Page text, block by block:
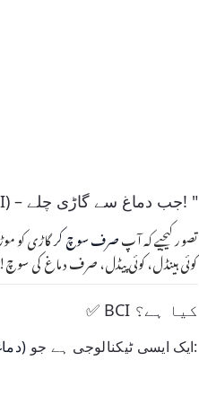
Brain-Computer Interface (BCI) – جب دماغ سے گاڑی چلے! "
تصور کیجیے کہ آپصرف سوچ کرگاڑی کو
کوئی ہینڈل، کوئی پیڈل، صرف دماغ کی سوچ!
✅ BCI کیا ہے؟
Brain-Computer Interface (دماغی کمپیوٹر انٹرفیس) ایک ایسی ٹیکنالوجی ہے جو: